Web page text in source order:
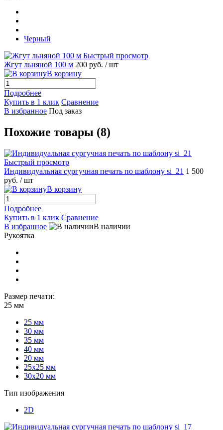
Черный
Быстрый просмотр
Жгут льняной 100 м 200 руб. / шт
В корзину
Подробнее
Купить в 1 клик Сравнение
В избранное Под заказ
Похожие товары (8)
Быстрый просмотр
Индивидуальная сургучная печать по шаблону si_21 1 500
руб. / шт
В корзину
Подробнее
Купить в 1 клик Сравнение
В избранное
В наличии
Рукоятка
Размер печати:
25 мм
25 мм
30 мм
35 мм
40 мм
20 мм
25х25 мм
30х20 мм
Тип изображения
2D